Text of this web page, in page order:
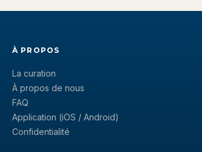
À PROPOS
La curation
À propos de nous
FAQ
Application (iOS / Android)
Confidentialité